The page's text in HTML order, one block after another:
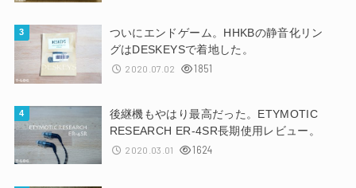
ついにエンドゲーム。HHKBの静音化リン
グはDESKEYSで着地した。
2020.07.02 1851
後継機もやはり最高だった。ETYMOTIC
RESEARCH ER-4SR長期使用レビュー。
2020.03.01 1624